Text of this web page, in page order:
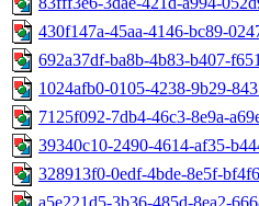
430f147a-45aa-4146-bc89-
692a37df-ba8b-4b83-b407-
1024afb0-0105-4238-9b29-
7125f092-7db4-46c3-8e9a-
39340c10-2490-4614-af35-
328913f0-0edf-4bde-8e5f-